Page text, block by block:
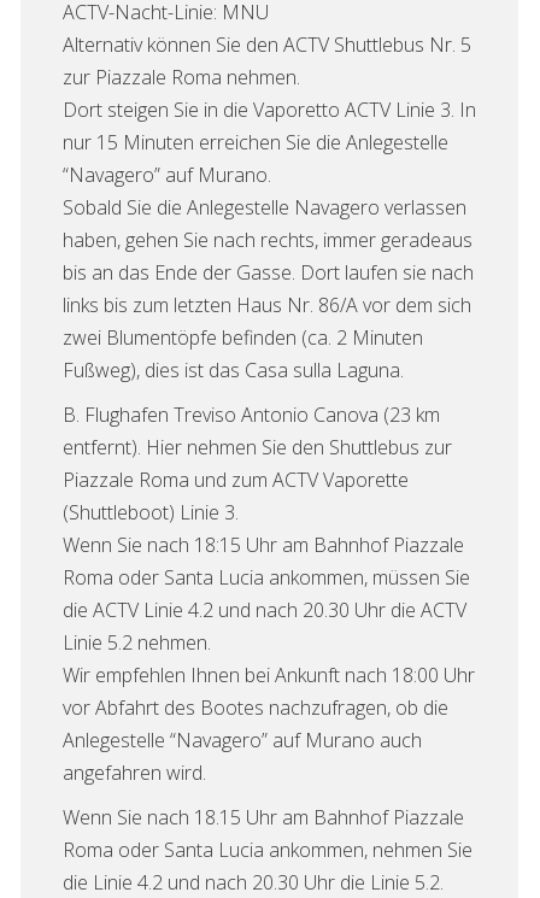
ACTV-Nacht-Linie: MNU
Alternativ können Sie den ACTV Shuttlebus Nr. 5
zur Piazzale Roma nehmen.
Dort steigen Sie in die Vaporetto ACTV Linie 3. In
nur 15 Minuten erreichen Sie die Anlegestelle
“Navagero” auf Murano.
Sobald Sie die Anlegestelle Navagero verlassen
haben, gehen Sie nach rechts, immer geradeaus
bis an das Ende der Gasse. Dort laufen sie nach
links bis zum letzten Haus Nr. 86/A vor dem sich
zwei Blumentöpfe befinden (ca. 2 Minuten
Fußweg), dies ist das Casa sulla Laguna.
B. Flughafen Treviso Antonio Canova (23 km
entfernt). Hier nehmen Sie den Shuttlebus zur
Piazzale Roma und zum ACTV Vaporette
(Shuttleboot) Linie 3.
Wenn Sie nach 18:15 Uhr am Bahnhof Piazzale
Roma oder Santa Lucia ankommen, müssen Sie
die ACTV Linie 4.2 und nach 20.30 Uhr die ACTV
Linie 5.2 nehmen.
Wir empfehlen Ihnen bei Ankunft nach 18:00 Uhr
vor Abfahrt des Bootes nachzufragen, ob die
Anlegestelle “Navagero” auf Murano auch
angefahren wird.
Wenn Sie nach 18.15 Uhr am Bahnhof Piazzale
Roma oder Santa Lucia ankommen, nehmen Sie
die Linie 4.2 und nach 20.30 Uhr die Linie 5.2.